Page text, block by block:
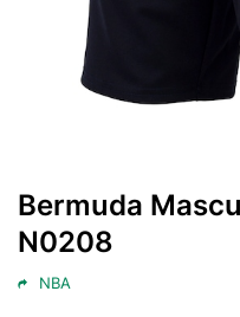
Bermuda
N0208
NBA